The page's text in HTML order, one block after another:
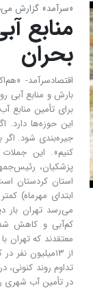
«سرآمد» گزارش
منابع
بحران
اقتصادسرآمد-
بارش و منابع آبی
برای تأمین منابع
این حوزه‌ها دارد.
جیره‌بندی شود. اگر
کنیم». این
پزشکیان،
ابتدای مهرماه)
می‌رسد تهران بار
کم‌آبی و کاهش
از ۱۳میلیون
تداوم روند
در تأمین آب شهری